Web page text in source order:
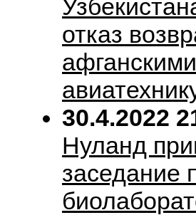
отказ
30.4.2022
Нуланд
заседание